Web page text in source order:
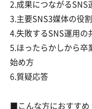
2.成果につながるSNS
3.主要SNS3媒体の役
4.失敗するSNS運用の
5.ほったらかしから卒
始め方
6.質疑応答
■こんな方におすすめ